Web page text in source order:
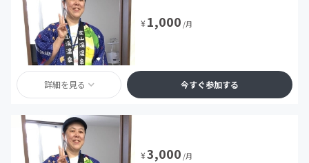
¥1,000 /月
詳細を見る 今すぐ参加する
¥3,000 /月